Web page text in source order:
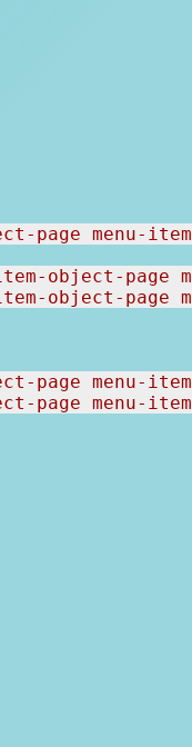
page menu-
page menu-
page menu-